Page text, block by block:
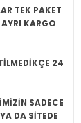
TEK PAKET
KARGO
24
SADECE
DA SİTEDE